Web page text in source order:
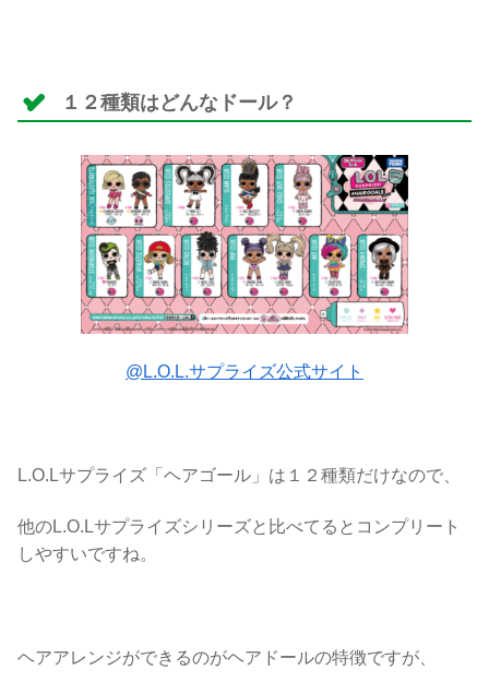
１２種類はどんなドール？
@L.O.L.サプライズ公式サイト
L.O.Lサプライズ「ヘアゴール」は１２種類だけなので、
他のL.O.Lサプライズシリーズと比べてるとコンプリート
しやすいですね。
ヘアアレンジができるのがヘアドールの特徴ですが、